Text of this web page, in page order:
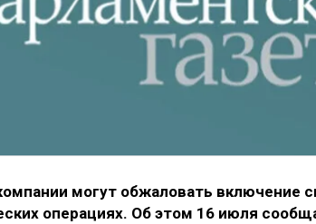
могут обжаловать включение
операциях. Об этом 16 июля